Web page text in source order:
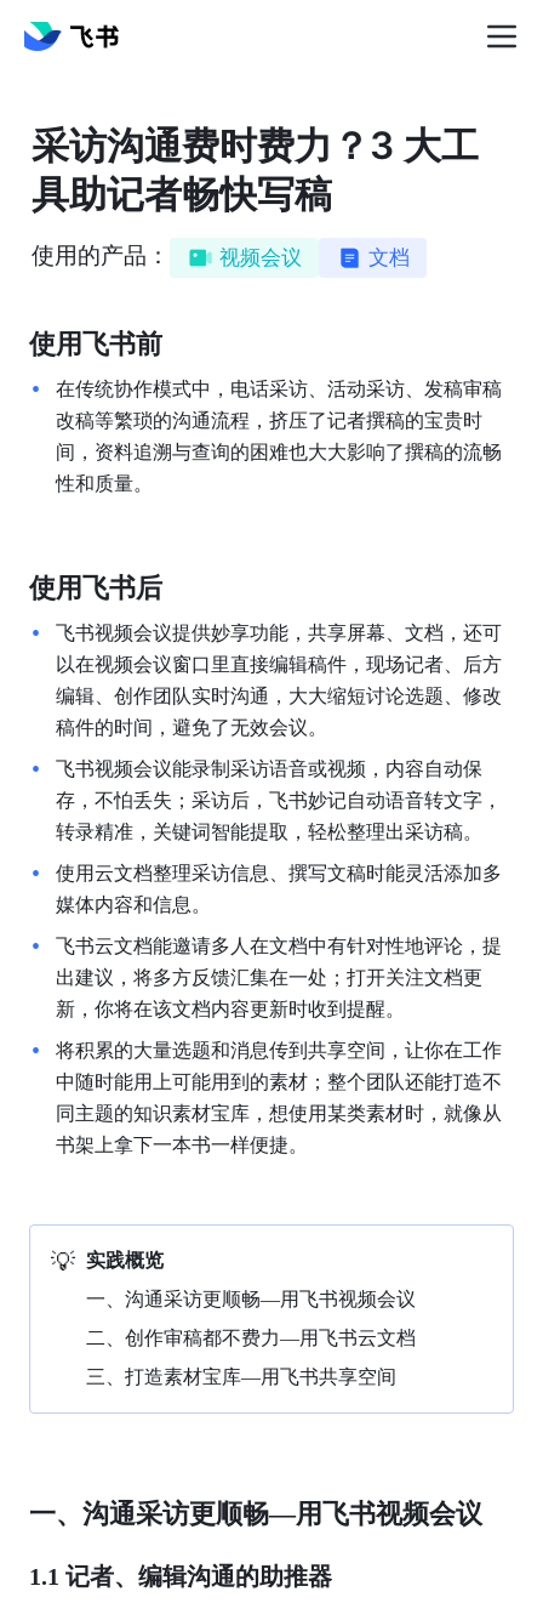
采访沟通费时费力？3 大工
具助记者畅快写稿
使用的产品： 视频会议 文档
使用飞书前
在传统协作模式中，电话采访、活动采访、发稿审稿
改稿等繁琐的沟通流程，挤压了记者撰稿的宝贵时
间，资料追溯与查询的困难也大大影响了撰稿的流畅
性和质量。
使用飞书后
飞书视频会议提供妙享功能，共享屏幕、文档，还可
以在视频会议窗口里直接编辑稿件，现场记者、后方
编辑、创作团队实时沟通，大大缩短讨论选题、修改
稿件的时间，避免了无效会议。
飞书视频会议能录制采访语音或视频，内容自动保
存，不怕丢失；采访后，飞书妙记自动语音转文字，
转录精准，关键词智能提取，轻松整理出采访稿。
使用云文档整理采访信息、撰写文稿时能灵活添加多
媒体内容和信息。
飞书云文档能邀请多人在文档中有针对性地评论，提
出建议，将多方反馈汇集在一处；打开关注文档更
新，你将在该文档内容更新时收到提醒。
将积累的大量选题和消息传到共享空间，让你在工作
中随时能用上可能用到的素材；整个团队还能打造不
同主题的知识素材宝库，想使用某类素材时，就像从
书架上拿下一本书一样便捷。
💡 实践概览
一、沟通采访更顺畅—用飞书视频会议
二、创作审稿都不费力—用飞书云文档
三、打造素材宝库—用飞书共享空间
一、沟通采访更顺畅—用飞书视频会议
1.1 记者、编辑沟通的助推器